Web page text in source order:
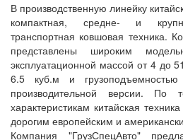
В производственную линейку
компактная, средне- и
транспортная ковшовая техника.
представлены широким
эксплуатационной массой от 4 до
6.5 куб.м и
производительной версии. По
характеристикам китайская
дорогим европейским и
Компания "ГрузСпецАвто"